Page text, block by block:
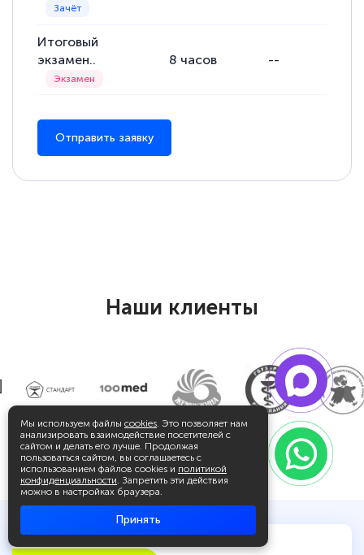
Мы используем файлы cookies. Это позволяет нам
анализировать взаимодействие посетителей с
сайтом и делать его лучше. Продолжая
пользоваться сайтом, вы соглашаетесь с
использованием файлов cookies и политикой
конфиденциальности. Запретить эти действия
можно в настройках браузера.
Принять
Итоговый
экзамен..
8 часов --
Отправить заявку
Наши клиенты